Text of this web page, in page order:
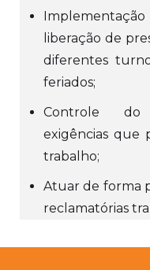
liberação de
diferentes
feriados;
Controle
exigências que
trabalho;
Atuar de forma
reclamatórias